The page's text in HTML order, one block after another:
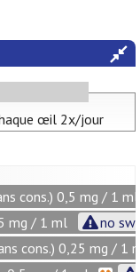
œil 2x/jour
cons.) 0,5 mg / 1 ml
mg / 1 ml
no
cons.) 0,25 mg / 1